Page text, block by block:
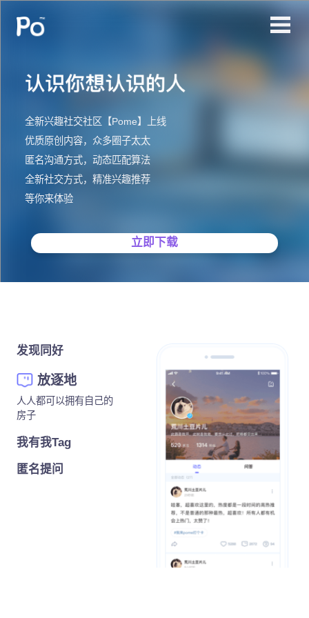
全新兴趣社交社区【Pome】上线
优质原创内容，众多圈子太太
匿名沟通方式，动态匹配算法
全新社交方式，精准兴趣推荐
等你来体验
立即下载
发现同好
放逐地
人人都可以拥有自己的
房子
我有我Tag
匿名提问